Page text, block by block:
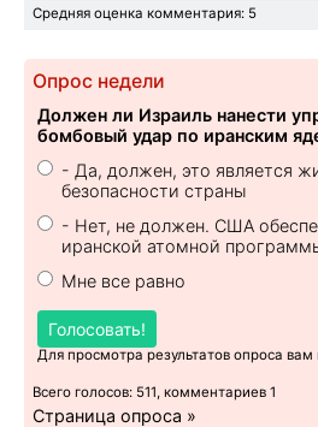
Средняя оценка комментария: 5
Опрос недели
Должен ли Израиль нанести
бомбовый удар по иранским
- Да, должен, это является
безопасности страны
- Нет, не должен. США
иранской атомной
Мне все равно
Голосовать!
Для просмотра результатов опроса
Всего голосов: 511, комментариев 1
Страница опроса »